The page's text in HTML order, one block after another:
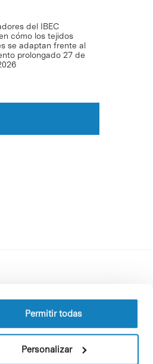
Permitir todas
Personalizar
del IBEC
cómo los tejidos
se adaptan frente al
prolongado 27 de
Perfil del contratante
Política de privacidad
Aviso Legal
Política de cookies
y patrocinadores